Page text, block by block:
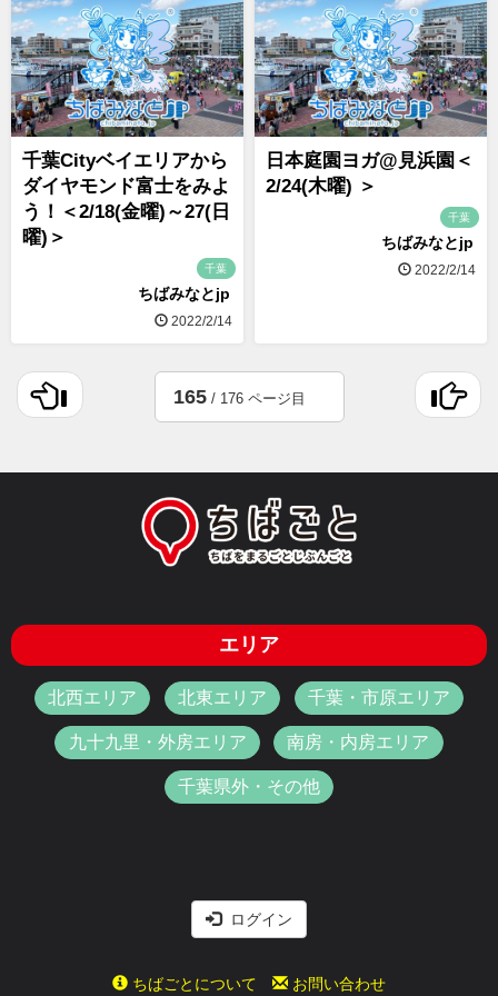
千葉Cityベイエリアから
ダイヤモンド富士をみよ
う！＜2/18(金曜)～27(日
曜)＞
千葉
ちばみなとjp
2022/2/14
日本庭園ヨガ@見浜園＜
2/24(木曜) ＞
千葉
ちばみなとjp
2022/2/14
165/ 176 ページ目
エリア
北西エリア 北東エリア 千葉・市原エリア
九十九里・外房エリア 南房・内房エリア
千葉県外・その他
ログイン
ちばごとについて お問い合わせ